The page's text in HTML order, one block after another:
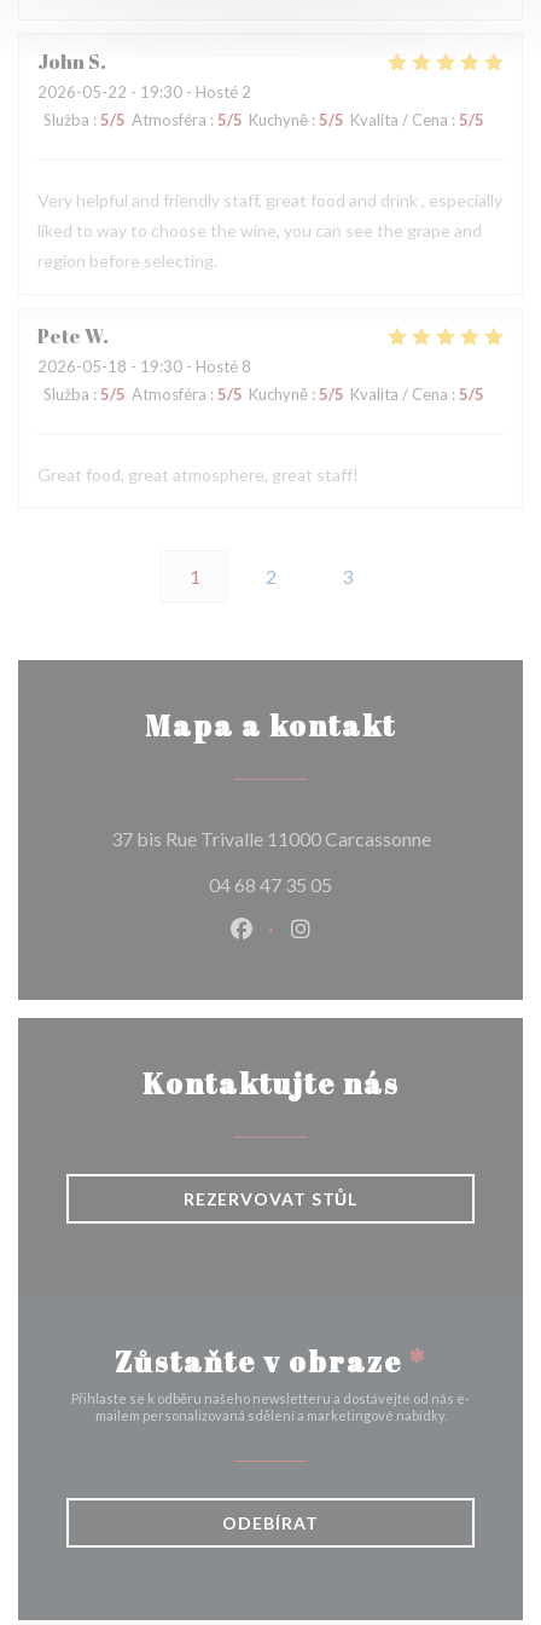
JohnS
2026-05-22 - 19:30 - Hosté 2
Služba : 5/5 Atmosféra : 5/5 Kuchyně : 5/5 Kvalita / Cena : 5/5
Very helpful and friendly staff, great food and drink , especially
liked to way to choose the wine, you can see the grape and
region before selecting.
PeteW
2026-05-18 - 19:30 - Hosté 8
Služba : 5/5 Atmosféra : 5/5 Kuchyně : 5/5 Kvalita / Cena : 5/5
Great food, great atmosphere, great staff!
1 2 3
Mapa a kontakt
37 bis Rue Trivalle 11000 Carcassonne((otevře se v
04 68 47 35 05
Facebook ((otevře se v novém
Instagram ((otevře se v
Kontaktujte nás
REZERVOVAT STŮL
Zůstaňte v obraze *
Přihlaste se k odběru našeho newsletteru a dostávejte od nás e-
mailem personalizovaná sdělení a marketingové nabídky.
ODEBÍRAT